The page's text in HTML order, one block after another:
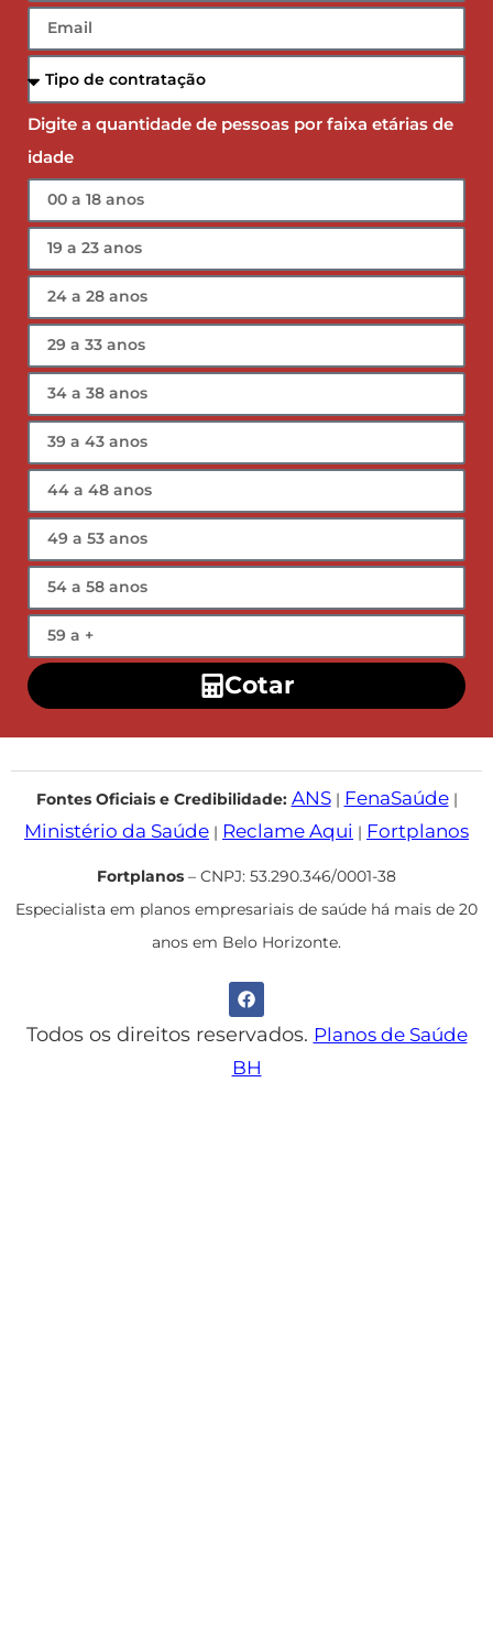
Digite a quantidade de pessoas por faixa etárias de
idade
Cotar
Fontes Oficiais e Credibilidade: ANS| FenaSaúde|
Ministério da Saúde | Reclame Aqui | Fortplanos
Fortplanos – CNPJ: 53.290.346/0001-38
Especialista em planos empresariais de saúde há mais de 20
anos em Belo Horizonte.
Todos os direitos reservados. Planos de Saúde
BH